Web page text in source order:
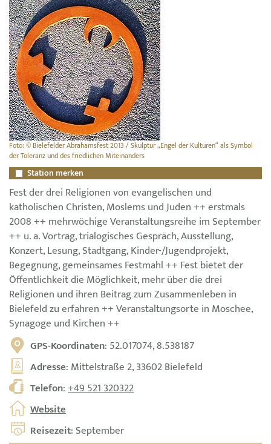
Foto: © Bielefelder Abrahamsfest 2013 / Skulptur „Engel der Kulturen“ als Symbol
der Toleranz und des friedlichen Miteinanders
Station merken
Fest der drei Religionen von evangelischen und
katholischen Christen, Moslems und Juden ++ erstmals
2008 ++ mehrwöchige Veranstaltungsreihe im September
++ u. a. Vortrag, trialogisches Gespräch, Ausstellung,
Konzert, Lesung, Stadtgang, Kinder-/Jugendprojekt,
Begegnung, gemeinsames Festmahl ++ Fest bietet der
Öffentlichkeit die Möglichkeit, mehr über die drei
Religionen und ihren Beitrag zum Zusammenleben in
Bielefeld zu erfahren ++ Veranstaltungsorte in Moschee,
Synagoge und Kirchen ++
GPS-Koordinaten: 52.017074, 8.538187
Adresse: Mittelstraße 2, 33602 Bielefeld
Telefon:+49 521 320322
Website
Reisezeit: September